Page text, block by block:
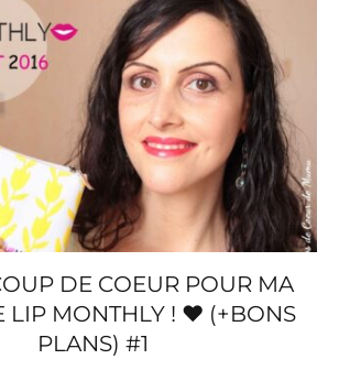
DE COEUR POUR MA
LIP MONTHLY ! ♥ (+BONS
PLANS) #1